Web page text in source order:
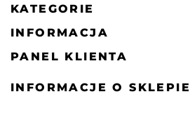
KATEGORIE
INFORMACJA
PANEL KLIENTA
INFORMACJE O SKLEPIE